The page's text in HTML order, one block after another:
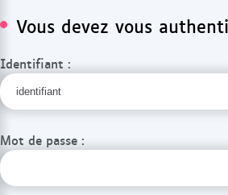
Vous devez vous
Identifiant :
Mot de passe :